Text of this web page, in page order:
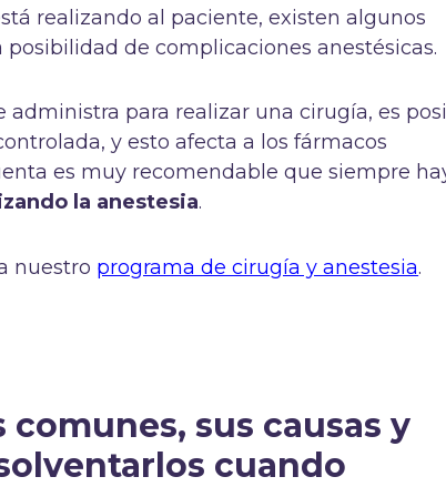
realizando al paciente, existen algunos
de complicaciones anestésicas.
administra para realizar una cirugía, es
y esto afecta a los fármacos
es muy recomendable que siempre
la anestesia.
nuestro programa de cirugía y anestesia.
sus causas y
cuando